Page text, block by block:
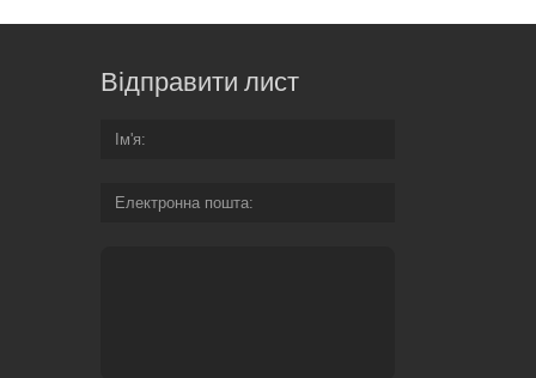
Відправити лист
Ім'я
Електронна пошта